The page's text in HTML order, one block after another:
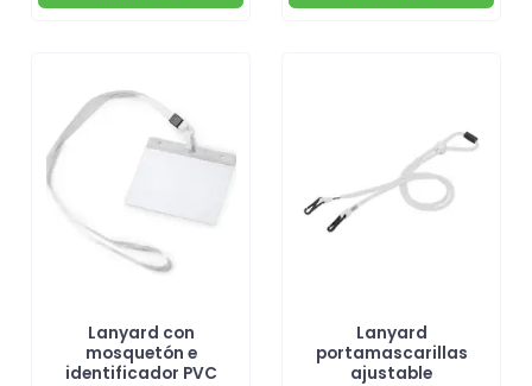
Lanyard con
mosquetón e
identificador PVC
Lanyard
portamascarillas
ajustable